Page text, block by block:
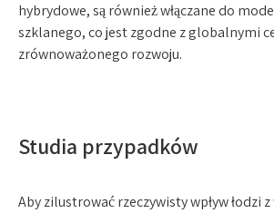
hybrydowe, są również włączane do
szklanego, co jest zgodne z globalnymi
zrównoważonego rozwoju.
Studia przypadków
Aby zilustrować rzeczywisty wpływ łodzi